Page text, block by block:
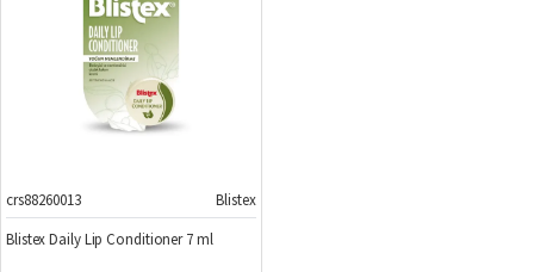
crs88260013
Blistex
Blistex Daily Lip Conditioner 7 ml